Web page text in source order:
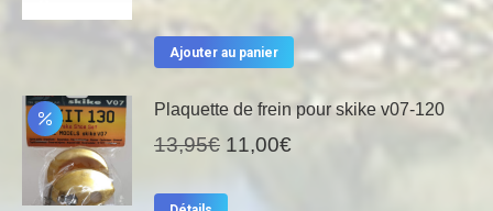
initial
était :
16,13€.
prix
actuel
est :
14,95€.
Ajouter au panier
Plaquette de frein pour skike v07-120
13,95€ Le
initial
11,00€